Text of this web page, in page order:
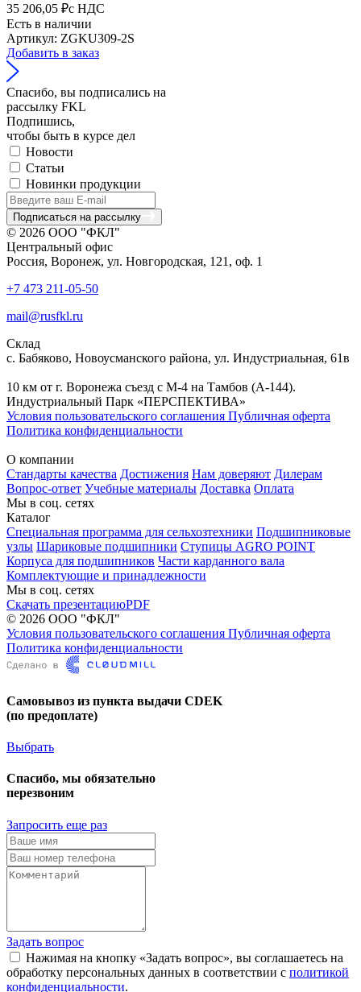
35 206,05 ₽с НДС
Есть в наличии
Артикул: ZGKU309-2S
Добавить в заказ
Спасибо, вы подписались на
рассылку FKL
Подпишись,
чтобы быть в курсе дел
Новости
Статьи
Новинки продукции
Подписаться на рассылку
© 2026 ООО "ФКЛ"
Центральный офис
Россия, Воронеж, ул. Новгородская, 121, оф. 1
+7 473 211-05-50
mail@rusfkl.ru
Склад
с. Бабяково, Новоусманского района, ул. Индустриальная, 61в
10 км от г. Воронежа съезд с М-4 на Тамбов (А-144).
Индустриальный Парк «ПЕРСПЕКТИВА»
Условия пользовательского соглашения Публичная оферта
Политика конфиденциальности
О компании
Стандарты качества Достижения Нам доверяют Дилерам
Вопрос-ответ Учебные материалы Доставка Оплата
Мы в соц. сетях
Каталог
Специальная программа для сельхозтехники Подшипниковые
узлы Шариковые подшипники Ступицы AGRO POINT
Корпуса для подшипников Части карданного вала
Комплектующие и принадлежности
Мы в соц. сетях
Скачать презентациюPDF
© 2026 ООО "ФКЛ"
Условия пользовательского соглашения Публичная оферта
Политика конфиденциальности
Самовывоз из пункта выдачи CDEK
(по предоплате)
Выбрать
Спасибо, мы обязательно
перезвоним
Запросить еще раз
Задать вопрос
Нажимая на кнопку «Задать вопрос», вы соглашаетесь на
обработку персональных данных в соответствии с политикой
конфиденциальности.